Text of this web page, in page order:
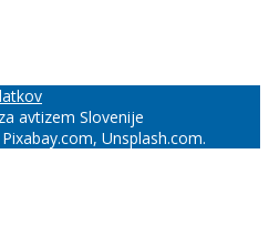
avtizem Slovenije
Unsplash.com.